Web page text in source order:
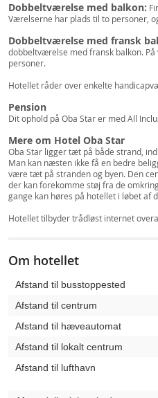
Dobbeltværelse med balkon:
Værelserne har plads til to personer,
Dobbeltværelse med fransk
dobbeltværelse med fransk balkon.
personer.
Hotellet råder over enkelte
Pension
Dit ophold på Oba Star er med All
Mere om Hotel Oba Star
Oba Star ligger tæt på både strand,
Man kan næsten ikke få en bedre
være tæt på stranden og byen. Den
der kan forekomme støj fra de
gange kan høres på hotellet i løbet af
Hotellet tilbyder trådløst internet
Om hotellet
Afstand til busstoppested
Afstand til centrum
Afstand til hæveautomat
Afstand til lokalt centrum
Afstand til lufthavn